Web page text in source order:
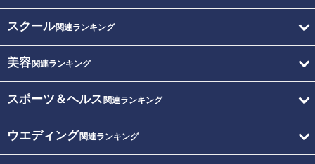
スクール関連ランキング
美容関連ランキング
スポーツ＆ヘルス 関連ランキング
ウエディング関連ランキング